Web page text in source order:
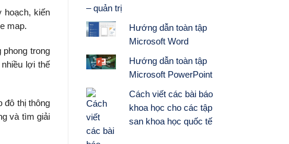
hoạch, kiến
map.
trong
lợi thế
đô thị thông
và tìm giải
– quản trị
Hướng dẫn toàn tập
Microsoft Word
Hướng dẫn toàn tập
Microsoft PowerPoint
Cách viết các bài báo
khoa học cho các tập
san khoa học quốc tế